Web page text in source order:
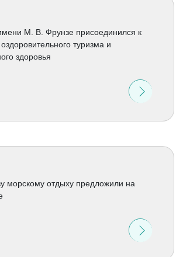
М. В. Фрунзе присоединился к
туризма и
здоровья
морскому отдыху предложили на